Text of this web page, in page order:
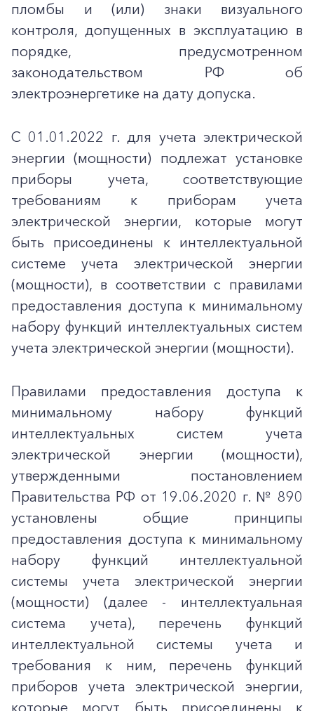
пломбы и (или) знаки визуального
контроля, допущенных в эксплуатацию в
порядке, предусмотренном
законодательством РФ об
электроэнергетике на дату допуска.
С 01.01.2022 г. для учета электрической
энергии (мощности) подлежат установке
приборы учета, соответствующие
требованиям к приборам учета
электрической энергии, которые могут
быть присоединены к интеллектуальной
системе учета электрической энергии
(мощности), в соответствии с правилами
предоставления доступа к минимальному
набору функций интеллектуальных систем
учета электрической энергии (мощности).
Правилами предоставления доступа к
минимальному набору функций
интеллектуальных систем учета
электрической энергии (мощности),
утвержденными постановлением
Правительства РФ от 19.06.2020 г. № 890
установлены общие принципы
предоставления доступа к минимальному
набору функций интеллектуальной
системы учета электрической энергии
(мощности) (далее - интеллектуальная
система учета), перечень функций
интеллектуальной системы учета и
требования к ним, перечень функций
приборов учета электрической энергии,
которые могут быть присоединены к